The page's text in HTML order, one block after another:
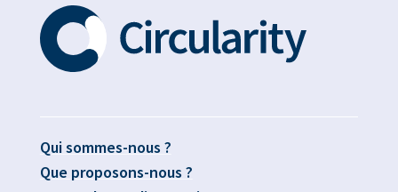
Qui sommes-nous ?
Que proposons-nous ?